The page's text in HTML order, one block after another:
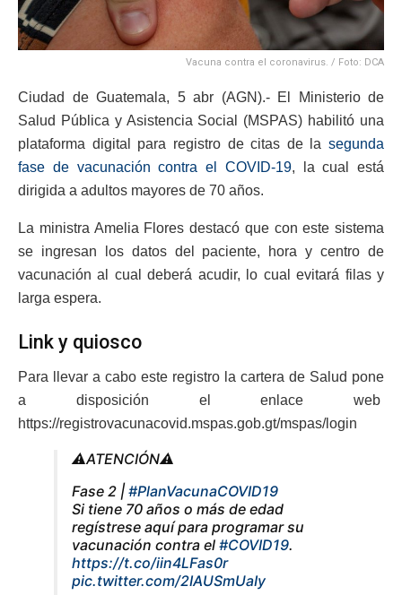
Vacuna contra el coronavirus. / Foto: DCA
Ciudad de Guatemala, 5 abr (AGN).- El Ministerio de
Salud Pública y Asistencia Social (MSPAS) habilitó una
plataforma digital para registro de citas de la segunda
fase de vacunación contra el COVID-19, la cual está
dirigida a adultos mayores de 70 años.
La ministra Amelia Flores destacó que con este sistema
se ingresan los datos del paciente, hora y centro de
vacunación al cual deberá acudir, lo cual evitará filas y
larga espera.
Link y quiosco
Para llevar a cabo este registro la cartera de Salud pone
a disposición el enlace web
https://registrovacunacovid.mspas.gob.gt/mspas/login
⚠️ATENCIÓN⚠️
Fase 2 | #PlanVacunaCOVID19
Si tiene 70 años o más de edad
regístrese aquí para programar su
vacunación contra el #COVID19.
https://t.co/iin4LFas0r
pic.twitter.com/2IAUSmUaIy